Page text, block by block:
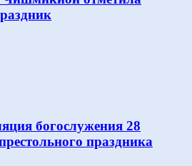
богослужения 28
праздника